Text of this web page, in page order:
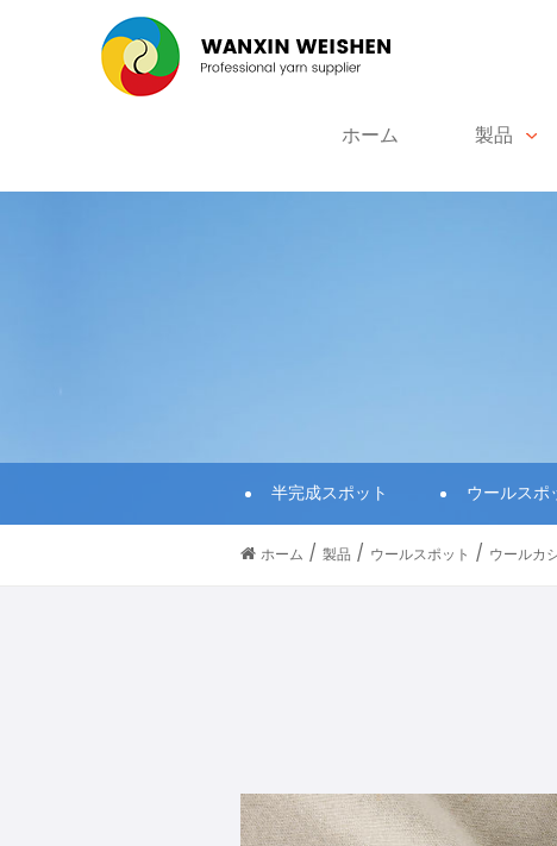
ホーム 製品
半完成スポット ウールスポ
ホーム / 製品 / ウールスポット / ウールカ